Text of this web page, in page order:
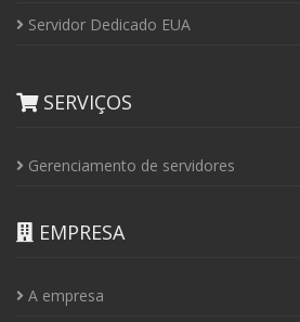
Servidor Dedicado EUA
SERVIÇOS
Gerenciamento de servidores
EMPRESA
A empresa